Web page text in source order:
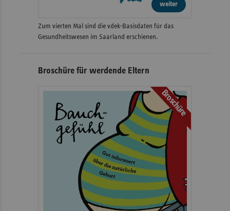
weiter
Zum vierten Mal sind die vdek-Basisdaten für das
Gesundheitswesen im Saarland erschienen.
Broschüre für werdende Eltern
Broschüre